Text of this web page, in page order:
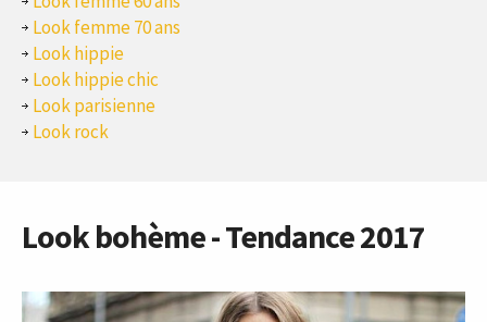
Look femme 70 ans
Look hippie
Look hippie chic
Look parisienne
Look rock
Look bohème - Tendance 2017